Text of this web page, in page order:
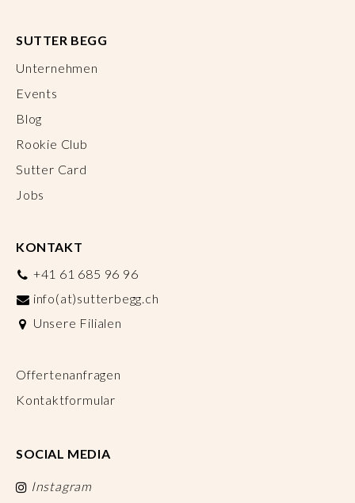
SUTTER BEGG
Unternehmen
Events
Blog
Rookie Club
Sutter Card
Jobs
KONTAKT
+41 61 685 96 96
info(at)sutterbegg.ch
Unsere Filialen
Offertenanfragen
Kontaktformular
SOCIAL MEDIA
Instagram